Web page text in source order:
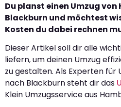
Du planst einen Umzug
Blackburn und möchtest
Kosten du dabei rechnen
Dieser Artikel soll dir alle
liefern, um deinen Umzug
zu gestalten. Als Experten für
nach Blackburn steht dir das
Klein Umzugsservice aus